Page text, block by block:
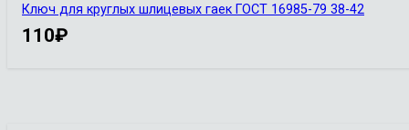
Ключ для круглых шлицевых гаек ГОСТ 16985-79 38-42
110₽